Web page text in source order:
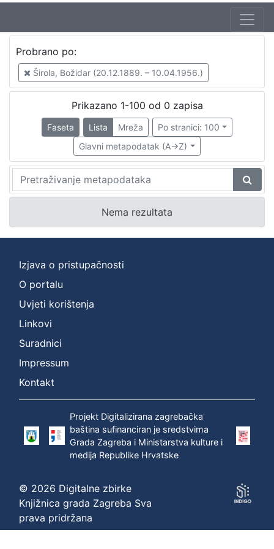
P
r
a
o
o
:
Širola,
Božidar
–
P
a
n
o
1
Probrano po:
Širola, Božidar (20.12.1889. – 10.04.1956.)
Prikazano 1-100 od 0 zapisa
Faseta Lista Mreža
Po stranici: 100
Glavni metapodatak (A->Z)
Nema rezultata
Izjava o pristupačnosti
O portalu
Uvjeti korištenja
Linkovi
Suradnici
Impressum
Kontakt
Projekt Digitalizirana zagrebačka
baština sufinanciran je sredstvima
Grada Zagreba i Ministarstva kulture i
medija Republike Hrvatske
© 2026 Digitalne zbirke
Knjižnica grada Zagreba Sva
prava pridržana